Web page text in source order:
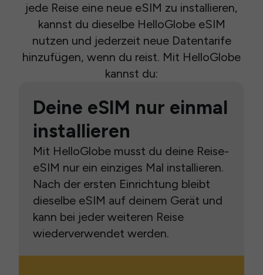
jede Reise eine neue eSIM zu installieren,
kannst du dieselbe HelloGlobe eSIM
nutzen und jederzeit neue Datentarife
hinzufügen, wenn du reist. Mit HelloGlobe
kannst du:
Deine eSIM nur einmal
installieren
Mit HelloGlobe musst du deine Reise-
eSIM nur ein einziges Mal installieren.
Nach der ersten Einrichtung bleibt
dieselbe eSIM auf deinem Gerät und
kann bei jeder weiteren Reise
wiederverwendet werden.